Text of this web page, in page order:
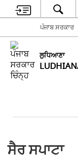
ਪੰਜਾਬ ਸਰਕਾਰ
ਲੁਧਿਆਣਾ
ਸੈਰ ਸਪਾਟਾ